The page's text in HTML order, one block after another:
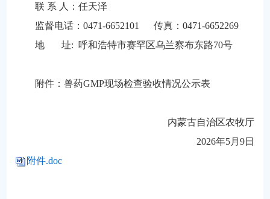
联 系 人：任天泽
监督电话：0471-6652101 传真：0471-6652269
地 址: 呼和浩特市赛罕区乌兰察布东路70号
附件：兽药GMP现场检查验收情况公示表
内蒙古自治区农牧厅
2026年5月9日
附件.doc